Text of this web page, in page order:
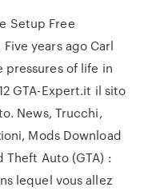
Setup Free
years ago Carl
pressures of life in
GTA-Expert.it il sito
News, Trucchi,
Mods Download
Theft Auto (GTA) :
lequel vous allez